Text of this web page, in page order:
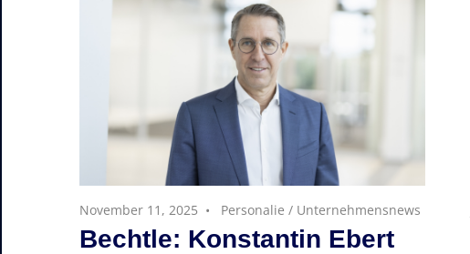
November 11, 2025 Personalie / Unternehmensnews
Bechtle: Konstantin Ebert